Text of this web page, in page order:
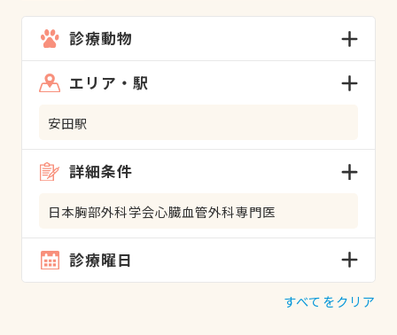
診療動物
エリア・駅
安田駅
詳細条件
日本胸部外科学会心臓血管外科専門医
診療曜日
すべてをクリア